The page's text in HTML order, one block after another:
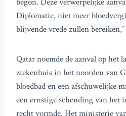
Diplomatie, niet meer
blijvende vrede zullen
Qatar noemde de aanval op het
ziekenhuis in het noorden van
bloedbad en een afschuwelijke
een ernstige schending van
recht vormde. Het ministerie